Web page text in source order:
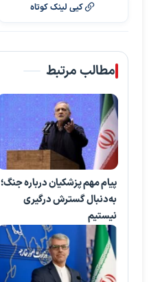
کپی لینک کوتاه
مطالب مرتبط
پیام مهم پزشکیان درباره جنگ؛
به‌دنبال گسترش درگیری
نیستیم